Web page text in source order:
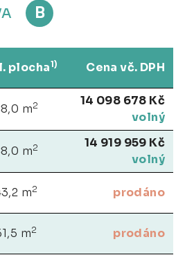
B
plocha1) Cena vč. DPH
m2
14 098 678 Kč
volný
m2
14 919 959 Kč
volný
m2 prodáno
m2 prodáno